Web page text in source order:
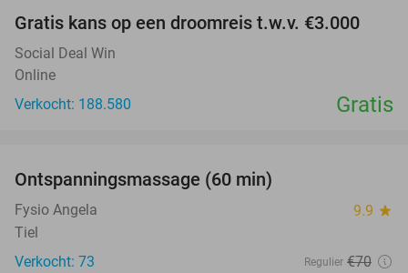
Gratis kans op een droomreis t.w.v. €3.000
Social Deal Win
Online
Verkocht: 188.580
Gratis
Ontspanningsmassage (60 min)
Fysio Angela 9.9 star
Tiel
Verkocht: 73
Regulier €70